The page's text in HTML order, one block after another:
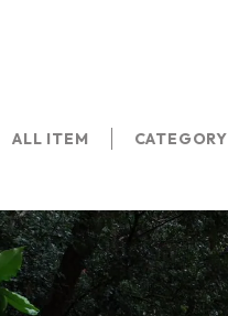
ALL ITEM CATEGORY